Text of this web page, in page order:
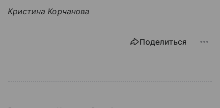
Кристина Корчанова
Поделиться